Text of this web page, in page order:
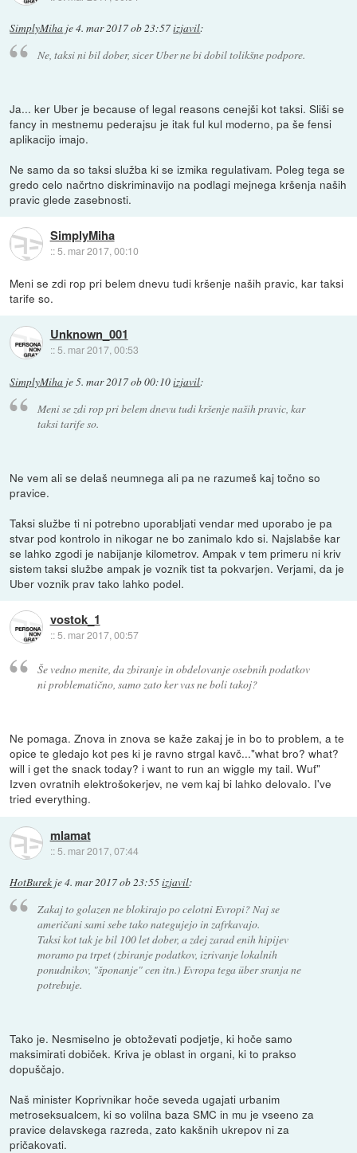
SimplyMiha je4. mar 2017 ob 23:57izjavil:
Ne, taksi ni bil dober, sicer Uber ne bi dobil tolikšne podpore.
Ja... ker Uber je because of legal reasons cenejši kot taksi. Sliši se
fancy in mestnemu pederajsu je itak ful kul moderno, pa še fensi
aplikacijo imajo.
Ne samo da so taksi služba ki se izmika regulativam. Poleg tega se
gredo celo načrtno diskriminavijo na podlagi mejnega kršenja naših
pravic glede zasebnosti.
SimplyMiha
::5. mar 2017, 00:10
Meni se zdi rop pri belem dnevu tudi kršenje naših pravic, kar taksi
tarife so.
Unknown_001
:: 5. mar 2017, 00:53
SimplyMiha je5. mar 2017 ob 00:10izjavil:
Meni se zdi rop pri belem dnevu tudi kršenje naših pravic, kar
taksi tarife so.
Ne vem ali se delaš neumnega ali pa ne razumeš kaj točno so
pravice.
Taksi službe ti ni potrebno uporabljati vendar med uporabo je pa
stvar pod kontrolo in nikogar ne bo zanimalo kdo si. Najslabše kar
se lahko zgodi je nabijanje kilometrov. Ampak v tem primeru ni kriv
sistem taksi službe ampak je voznik tist ta pokvarjen. Verjami, da je
Uber voznik prav tako lahko podel.
vostok_1
::5. mar 2017, 00:57
Še vedno menite, da zbiranje in obdelovanje osebnih podatkov
ni problematično, samo zato ker vas ne boli takoj?
Ne pomaga. Znova in znova se kaže zakaj je in bo to problem, a te
opice te gledajo kot pes ki je ravno strgal kavč..."what bro? what?
will i get the snack today? i want to run an wiggle my tail. Wuf"
Izven ovratnih elektrošokerjev, ne vem kaj bi lahko delovalo. I've
tried everything.
mlamat
:: 5. mar 2017, 07:44
HotBurek je4. mar 2017 ob 23:55izjavil:
Zakaj to golazen ne blokirajo po celotni Evropi? Naj se
američani sami sebe tako nategujejo in zafrkavajo.
Taksi kot tak je bil 100 let dober, a zdej zarad enih hipijev
moramo pa trpet (zbiranje podatkov, izrivanje lokalnih
ponudnikov, "šponanje" cen itn.) Evropa tega über sranja ne
potrebuje.
Tako je. Nesmiselno je obtoževati podjetje, ki hoče samo
maksimirati dobiček. Kriva je oblast in organi, ki to prakso
dopuščajo.
Naš minister Koprivnikar hoče seveda ugajati urbanim
metroseksualcem, ki so volilna baza SMC in mu je vseeno za
pravice delavskega razreda, zato kakšnih ukrepov ni za
pričakovati.